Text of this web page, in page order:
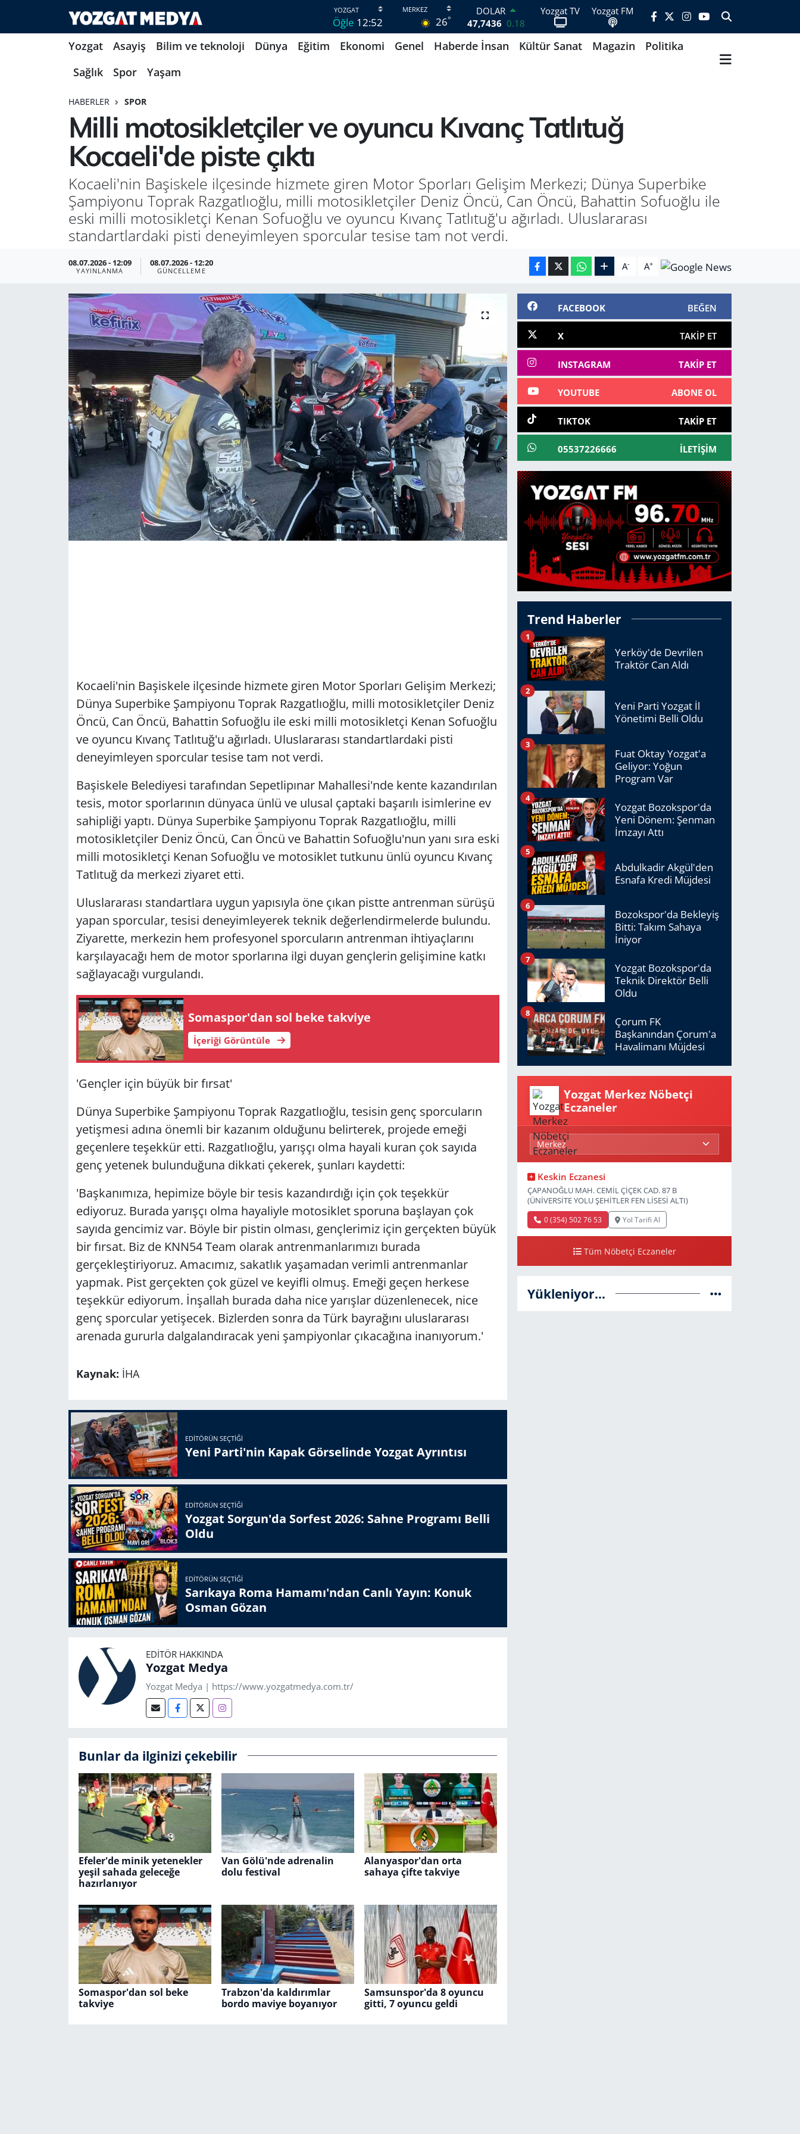
Öğle 12:52 26°
DOLAR
47,7436 0.18
EURO
55,2510 0.32
13.779 -14
BITCOIN
Yozgat TV Yozgat FM
Yozgat Asayiş Bilim ve teknoloji Dünya Eğitim Ekonomi Genel Haberde İnsan Kültür Sanat Magazin
Politika
Sağlık
Spor Yaşam
HABERLER SPOR
Milli motosikletçiler ve oyuncu Kıvanç Tatlıtuğ
Kocaeli'de piste çıktı
Kocaeli'nin Başiskele ilçesinde hizmete giren Motor Sporları Gelişim Merkezi; Dünya Superbike
Şampiyonu Toprak Razgatlıoğlu, milli motosikletçiler Deniz Öncü, Can Öncü, Bahattin Sofuoğlu ile
eski milli motosikletçi Kenan Sofuoğlu ve oyuncu Kıvanç Tatlıtuğ'u ağırladı. Uluslararası
standartlardaki pisti deneyimleyen sporcular tesise tam not verdi.
08.07.2026 - 12:09
YAYINLANMA
08.07.2026 - 12:20
GÜNCELLEME A- A+
Kocaeli'nin Başiskele ilçesinde hizmete giren Motor Sporları Gelişim Merkezi;
Dünya Superbike Şampiyonu Toprak Razgatlıoğlu, milli motosikletçiler Deniz
Öncü, Can Öncü, Bahattin Sofuoğlu ile eski milli motosikletçi Kenan Sofuoğlu
ve oyuncu Kıvanç Tatlıtuğ'u ağırladı. Uluslararası standartlardaki pisti
deneyimleyen sporcular tesise tam not verdi.
Başiskele Belediyesi tarafından Sepetlipınar Mahallesi'nde kente kazandırılan
tesis, motor sporlarının dünyaca ünlü ve ulusal çaptaki başarılı isimlerine ev
sahipliği yaptı. Dünya Superbike Şampiyonu Toprak Razgatlıoğlu, milli
motosikletçiler Deniz Öncü, Can Öncü ve Bahattin Sofuoğlu'nun yanı sıra eski
milli motosikletçi Kenan Sofuoğlu ve motosiklet tutkunu ünlü oyuncu Kıvanç
Tatlıtuğ da merkezi ziyaret etti.
Uluslararası standartlara uygun yapısıyla öne çıkan pistte antrenman sürüşü
yapan sporcular, tesisi deneyimleyerek teknik değerlendirmelerde bulundu.
Ziyarette, merkezin hem profesyonel sporcuların antrenman ihtiyaçlarını
karşılayacağı hem de motor sporlarına ilgi duyan gençlerin gelişimine katkı
sağlayacağı vurgulandı.
Somaspor'dan sol beke takviye
İçeriği Görüntüle
'Gençler için büyük bir fırsat'
Dünya Superbike Şampiyonu Toprak Razgatlıoğlu, tesisin genç sporcuların
yetişmesi adına önemli bir kazanım olduğunu belirterek, projede emeği
geçenlere teşekkür etti. Razgatlıoğlu, yarışçı olma hayali kuran çok sayıda
genç yetenek bulunduğuna dikkati çekerek, şunları kaydetti:
'Başkanımıza, hepimize böyle bir tesis kazandırdığı için çok teşekkür
ediyoruz. Burada yarışçı olma hayaliyle motosiklet sporuna başlayan çok
sayıda gencimiz var. Böyle bir pistin olması, gençlerimiz için gerçekten büyük
bir fırsat. Biz de KNN54 Team olarak antrenmanlarımızı burada
gerçekleştiriyoruz. Amacımız, sakatlık yaşamadan verimli antrenmanlar
yapmak. Pist gerçekten çok güzel ve keyifli olmuş. Emeği geçen herkese
teşekkür ediyorum. İnşallah burada daha nice yarışlar düzenlenecek, nice
genç sporcular yetişecek. Bizlerden sonra da Türk bayrağını uluslararası
arenada gururla dalgalandıracak yeni şampiyonlar çıkacağına inanıyorum.'
Kaynak: İHA
EDITÖRÜN SEÇTIĞI
Yeni Parti'nin Kapak Görselinde Yozgat Ayrıntısı
EDITÖRÜN SEÇTIĞI
Yozgat Sorgun'da Sorfest 2026: Sahne Programı Belli
Oldu
EDITÖRÜN SEÇTIĞI
Sarıkaya Roma Hamamı'ndan Canlı Yayın: Konuk
Osman Gözan
EDITÖR HAKKINDA
Yozgat Medya
Yozgat Medya | https://www.yozgatmedya.com.tr/
Bunlar da ilginizi çekebilir
Efeler'de minik yetenekler
yeşil sahada geleceğe
hazırlanıyor
Van Gölü'nde adrenalin
dolu festival
Alanyaspor'dan orta
sahaya çifte takviye
Somaspor'dan sol beke
takviye
Trabzon'da kaldırımlar
bordo maviye boyanıyor
Samsunspor'da 8 oyuncu
gitti, 7 oyuncu geldi
FACEBOOK BEĞEN
X TAKIP ET
INSTAGRAM TAKIP ET
YOUTUBE ABONE OL
TIKTOK TAKIP ET
05537226666 İLETIŞIM
Trend Haberler
Yerköy'de Devrilen
Traktör Can Aldı
1
Yeni Parti Yozgat İl
Yönetimi Belli Oldu
2
Fuat Oktay Yozgat'a
Geliyor: Yoğun
Program Var
3
Yozgat Bozokspor'da
Yeni Dönem: Şenman
İmzayı Attı
4
Abdulkadir Akgül'den
Esnafa Kredi Müjdesi
5
Bozokspor'da Bekleyiş
Bitti: Takım Sahaya
İniyor
6
Yozgat Bozokspor'da
Teknik Direktör Belli
Oldu
7
Çorum FK
Başkanından Çorum'a
Havalimanı Müjdesi
8
Yozgat Merkez Nöbetçi
Eczaneler
Keskin Eczanesi
ÇAPANOĞLU MAH. CEMİL ÇİÇEK CAD. 87 B
(ÜNİVERSİTE YOLU ŞEHİTLER FEN LİSESİ ALTI)
0 (354) 502 76 53 Yol Tarifi Al
Tüm Nöbetçi Eczaneler
Yükleniyor...